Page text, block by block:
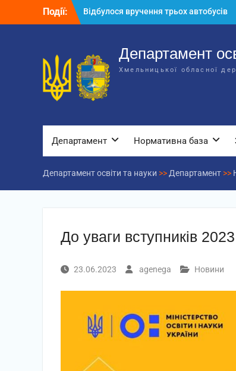
Події:
Відбулося вручення трьох автобусів
для потреб закладів освіти
Департаменту освіти та науки
державної адміністрації
Відбулась обласна нарада для
відповідальних за національно-
патріотичне виховання
Департамент
Хмельницької обласної
Департамент Нормативна база
Департамент освіти та науки >> Департамент >>
До уваги вступників
23.06.2023 agenega Новини